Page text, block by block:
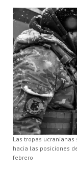
Las tropas ucranianas
hacia las posiciones
febrero